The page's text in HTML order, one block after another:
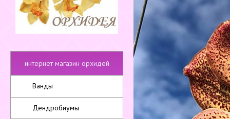
интернет магазин орхидей
Ванды
Дендробиумы